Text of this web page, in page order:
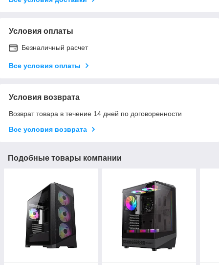
Условия оплаты
Безналичный расчет
Все условия оплаты
Условия возврата
Возврат товара в течение 14 дней по договоренности
Все условия возврата
Подобные товары компании